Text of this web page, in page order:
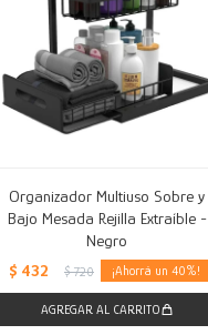
Organizador Multiuso Sobre y
Bajo Mesada Rejilla Extraíble -
Negro
$ 432 $ 720 40